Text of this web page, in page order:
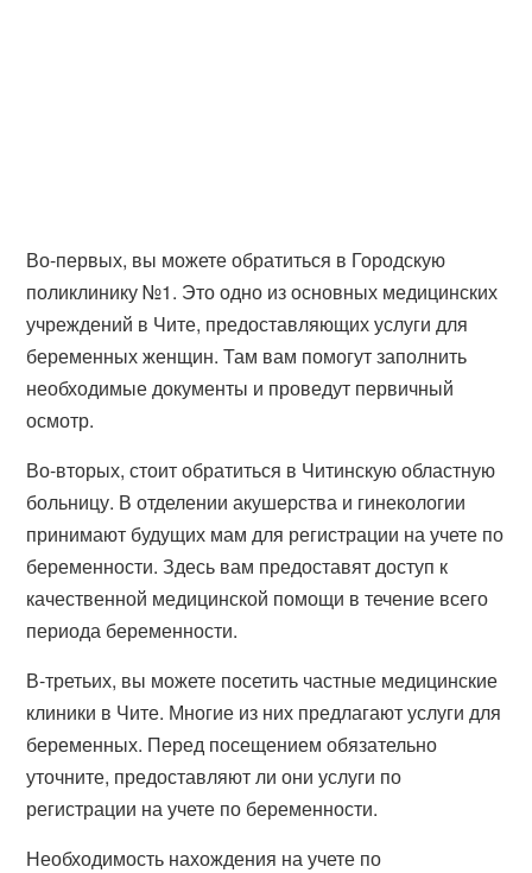
Во-первых, вы можете обратиться в Городскую
поликлинику №1. Это одно из основных медицинских
учреждений в Чите, предоставляющих услуги для
беременных женщин. Там вам помогут заполнить
необходимые документы и проведут первичный
осмотр.
Во-вторых, стоит обратиться в Читинскую областную
больницу. В отделении акушерства и гинекологии
принимают будущих мам для регистрации на учете по
беременности. Здесь вам предоставят доступ к
качественной медицинской помощи в течение всего
периода беременности.
В-третьих, вы можете посетить частные медицинские
клиники в Чите. Многие из них предлагают услуги для
беременных. Перед посещением обязательно
уточните, предоставляют ли они услуги по
регистрации на учете по беременности.
Необходимость нахождения на учете по